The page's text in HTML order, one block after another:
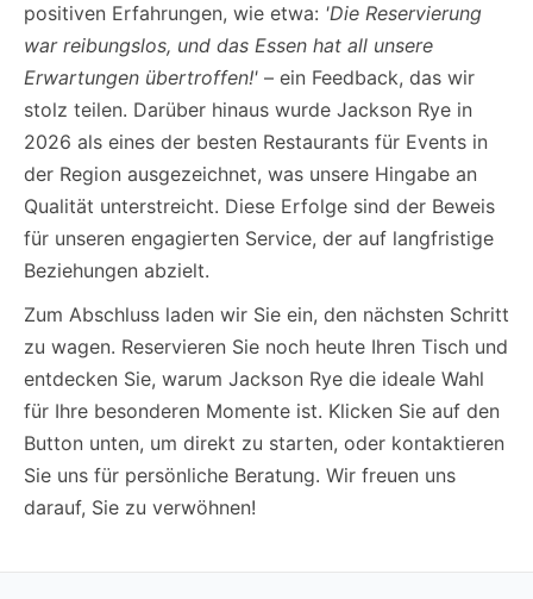
positiven Erfahrungen, wie etwa: 'Die Reservierung
war reibungslos, und das Essen hat all unsere
Erwartungen übertroffen!' – ein Feedback, das wir
stolz teilen. Darüber hinaus wurde Jackson Rye in
2026 als eines der besten Restaurants für Events in
der Region ausgezeichnet, was unsere Hingabe an
Qualität unterstreicht. Diese Erfolge sind der Beweis
für unseren engagierten Service, der auf langfristige
Beziehungen abzielt.
Zum Abschluss laden wir Sie ein, den nächsten Schritt
zu wagen. Reservieren Sie noch heute Ihren Tisch und
entdecken Sie, warum Jackson Rye die ideale Wahl
für Ihre besonderen Momente ist. Klicken Sie auf den
Button unten, um direkt zu starten, oder kontaktieren
Sie uns für persönliche Beratung. Wir freuen uns
darauf, Sie zu verwöhnen!